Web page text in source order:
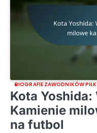
BIOGRAFIE ZAWODNIKÓW
Kota Yoshida:
Kamienie
na futbol